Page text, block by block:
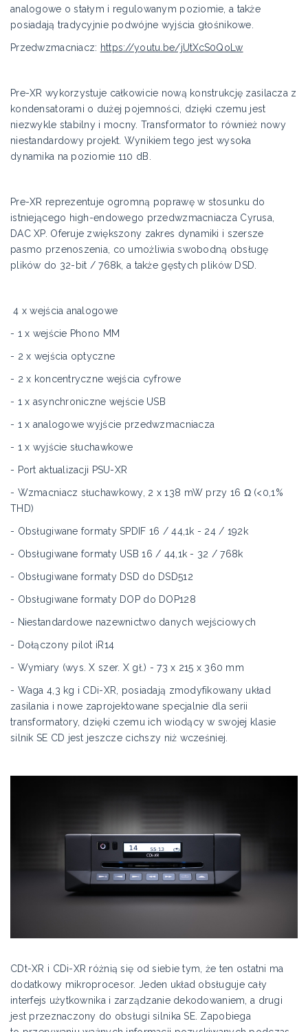
analogowe o stałym i regulowanym poziomie, a także
posiadają tradycyjnie podwójne wyjścia głośnikowe.
Przedwzmacniacz: https://youtu.be/jUtXcS0QoLw
Pre-XR wykorzystuje całkowicie nową konstrukcję zasilacza z
kondensatorami o dużej pojemności, dzięki czemu jest
niezwykle stabilny i mocny. Transformator to również nowy
niestandardowy projekt. Wynikiem tego jest wysoka
dynamika na poziomie 110 dB.
Pre-XR reprezentuje ogromną poprawę w stosunku do
istniejącego high-endowego przedwzmacniacza Cyrusa,
DAC XP. Oferuje zwiększony zakres dynamiki i szersze
pasmo przenoszenia, co umożliwia swobodną obsługę
plików do 32-bit / 768k, a także gęstych plików DSD.
4 x wejścia analogowe
- 1 x wejście Phono MM
- 2 x wejścia optyczne
- 2 x koncentryczne wejścia cyfrowe
- 1 x asynchroniczne wejście USB
- 1 x analogowe wyjście przedwzmacniacza
- 1 x wyjście słuchawkowe
- Port aktualizacji PSU-XR
- Wzmacniacz słuchawkowy, 2 x 138 mW przy 16 Ω (<0,1%
THD)
- Obsługiwane formaty SPDIF 16 / 44,1k - 24 / 192k
- Obsługiwane formaty USB 16 / 44,1k - 32 / 768k
- Obsługiwane formaty DSD do DSD512
- Obsługiwane formaty DOP do DOP128
- Niestandardowe nazewnictwo danych wejściowych
- Dołączony pilot iR14
- Wymiary (wys. X szer. X gł.) - 73 x 215 x 360 mm
- Waga 4,3 kg i CDi-XR, posiadają zmodyfikowany układ
zasilania i nowe zaprojektowane specjalnie dla serii
transformatory, dzięki czemu ich wiodący w swojej klasie
silnik SE CD jest jeszcze cichszy niż wcześniej.
CDt-XR i CDi-XR różnią się od siebie tym, że ten ostatni ma
dodatkowy mikroprocesor. Jeden układ obsługuje cały
interfejs użytkownika i zarządzanie dekodowaniem, a drugi
jest przeznaczony do obsługi silnika SE. Zapobiega